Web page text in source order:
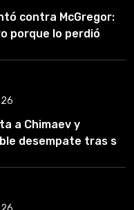
contra McGregor:
porque lo perdió
a Chimaev y
desempate tras su